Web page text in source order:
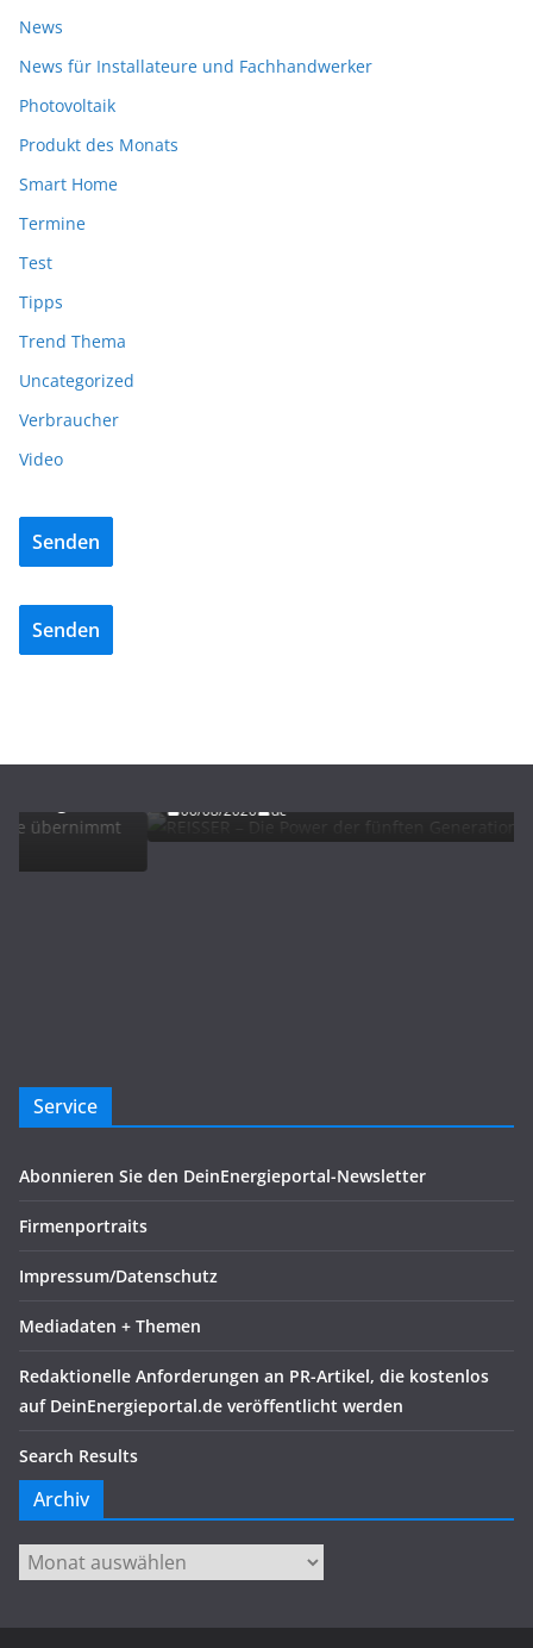
News
News für Installateure und Fachhandwerker
Photovoltaik
Produkt des Monats
Smart Home
Termine
Test
Tipps
Trend Thema
Uncategorized
Verbraucher
Video
Senden
Senden
REISSER – Die Power der fünften Generation
06/08/2026 dc
Service
Abonnieren Sie den DeinEnergieportal-Newsletter
Firmenportraits
Impressum/Datenschutz
Mediadaten + Themen
Redaktionelle Anforderungen an PR-Artikel, die kostenlos
auf DeinEnergieportal.de veröffentlicht werden
Search Results
Archiv
Archiv